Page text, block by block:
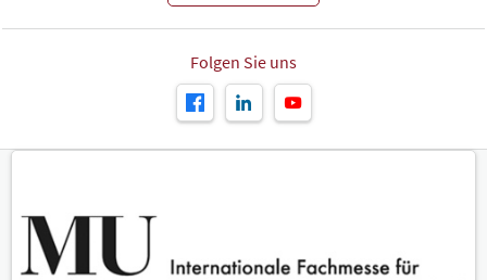
Folgen Sie uns